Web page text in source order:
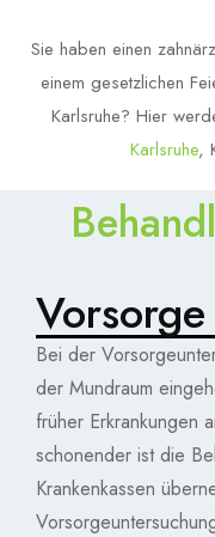
Sie haben einen
einem gesetzlichen
Karlsruhe? Hier
Karlsruhe,
Vorsorge
Bei der
der Mundraum
früher Erkrankungen
schonender ist die
Krankenkassen